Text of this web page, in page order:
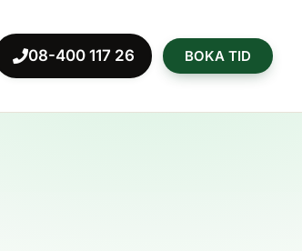
08-400 117 26 BOKA TID